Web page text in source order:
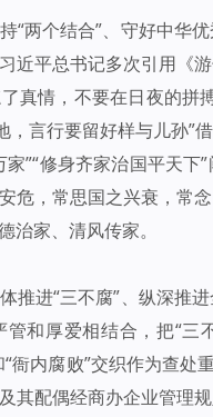
“两个结合”、守好中华
近平总书记多次引用《
真情，不要在日夜的拼
，言行要留好样与儿孙
”“修身齐家治国平天
危，常思国之兴衰，常
治家、清风传家。
推进“三不腐”、纵深推
和厚爱相结合，把“三
衙内腐败”交织作为查
其配偶经商办企业管理